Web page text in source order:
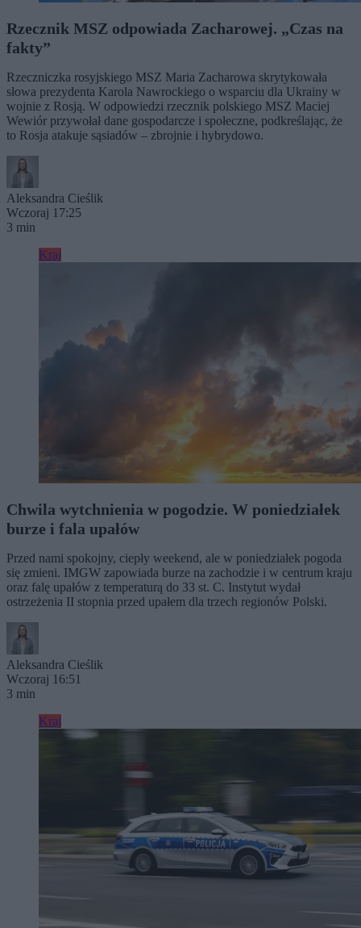
Rzecznik MSZ odpowiada Zacharowej. „Czas na
fakty”
Rzeczniczka rosyjskiego MSZ Maria Zacharowa skrytykowała
słowa prezydenta Karola Nawrockiego o wsparciu dla Ukrainy w
wojnie z Rosją. W odpowiedzi rzecznik polskiego MSZ Maciej
Wewiór przywołał dane gospodarcze i społeczne, podkreślając, że
to Rosja atakuje sąsiadów – zbrojnie i hybrydowo.
Aleksandra Cieślik
Wczoraj 17:25
3 min
Kraj
Chwila wytchnienia w pogodzie. W poniedziałek
burze i fala upałów
Przed nami spokojny, ciepły weekend, ale w poniedziałek pogoda
się zmieni. IMGW zapowiada burze na zachodzie i w centrum kraju
oraz falę upałów z temperaturą do 33 st. C. Instytut wydał
ostrzeżenia II stopnia przed upałem dla trzech regionów Polski.
Aleksandra Cieślik
Wczoraj 16:51
3 min
Kraj